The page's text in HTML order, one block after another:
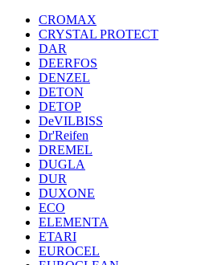
CROMAX
CRYSTAL PROTECT
DAR
DEERFOS
DENZEL
DETON
DETOP
DeVILBISS
Dr'Reifen
DREMEL
DUGLA
DUR
DUXONE
ECO
ELEMENTA
ETARI
EUROCEL